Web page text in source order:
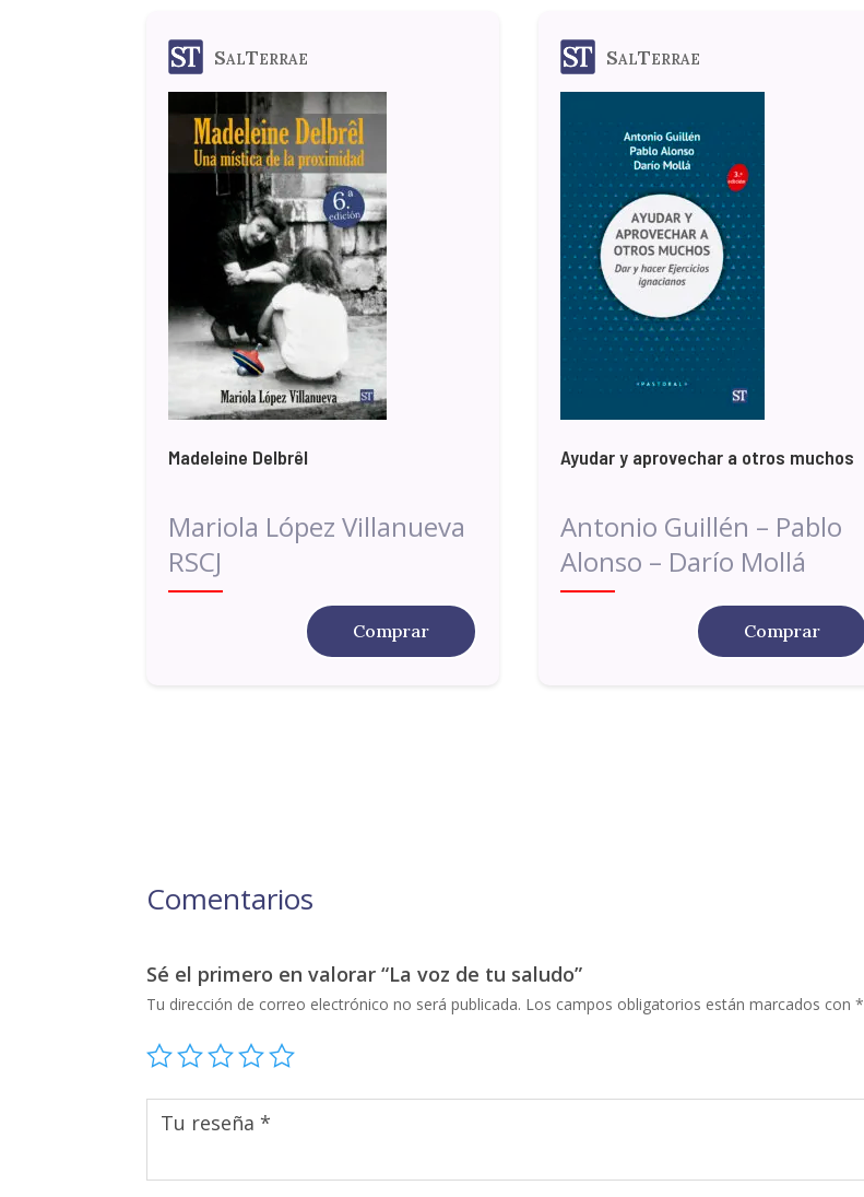
SalTerrae
Madeleine Delbrêl
Mariola López Villanueva
RSCJ
Comprar
SalTerrae
Ayudar y aprovechar a otros muchos
Antonio Guillén – Pablo
Alonso – Darío Mollá
Comprar
Comentarios
Sé el primero en valorar “La voz de tu saludo”
Tu dirección de correo electrónico no será publicada. Los campos obligatorios están marcados con*